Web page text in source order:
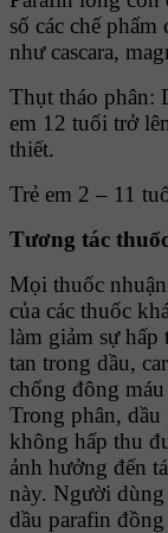
số các chế
như cascara,
Thụt tháo phân:
em 12 tuổi trở
thiết.
Trẻ em 2 – 11
Tương tác
Mọi thuốc
của các thuốc
làm giảm sự hấp
tan trong dầu,
chống đông
Trong phân, dầu
không hấp thu
ảnh hưởng đến
này. Người
dầu parafin